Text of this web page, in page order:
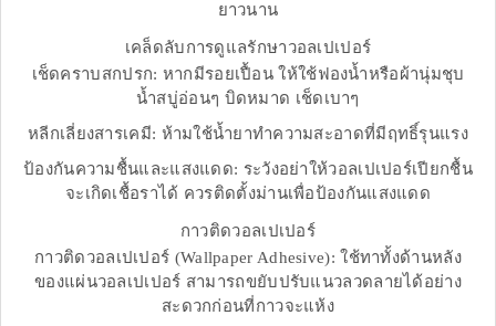
ยาวนาน
เคล็ดลับการดูแลรักษาวอลเปเปอร์
เช็ดคราบสกปรก: หากมีรอยเปื้อน ให้ใช้ฟองน้ำหรือผ้านุ่มชุบ
น้ำสบู่อ่อนๆ บิดหมาด เช็ดเบาๆ
หลีกเลี่ยงสารเคมี: ห้ามใช้น้ำยาทำความสะอาดที่มีฤทธิ์รุนแรง
ป้องกันความชื้นและแสงแดด: ระวังอย่าให้วอลเปเปอร์เปียกชื้น
จะเกิดเชื้อราได้ ควรติดตั้งม่านเพื่อป้องกันแสงแดด
กาวติดวอลเปเปอร์
กาวติดวอลเปเปอร์ (Wallpaper Adhesive): ใช้ทาทั้งด้านหลัง
ของแผ่นวอลเปเปอร์ สามารถขยับปรับแนวลวดลายได้อย่าง
สะดวกก่อนที่กาวจะแห้ง